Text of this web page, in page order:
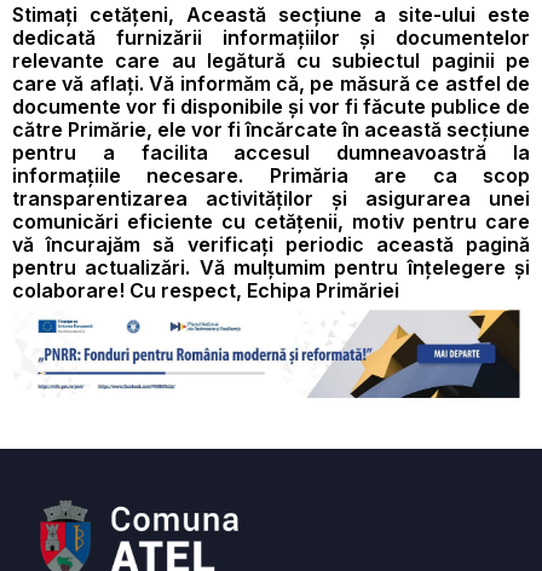
Stimați cetățeni, Această secțiune a site-ului este
dedicată furnizării informațiilor și documentelor
relevante care au legătură cu subiectul paginii pe
care vă aflați. Vă informăm că, pe măsură ce astfel de
documente vor fi disponibile și vor fi făcute publice de
către Primărie, ele vor fi încărcate în această secțiune
pentru a facilita accesul dumneavoastră la
informațiile necesare. Primăria are ca scop
transparentizarea activităților și asigurarea unei
comunicări eficiente cu cetățenii, motiv pentru care
vă încurajăm să verificați periodic această pagină
pentru actualizări. Vă mulțumim pentru înțelegere și
colaborare! Cu respect, Echipa Primăriei